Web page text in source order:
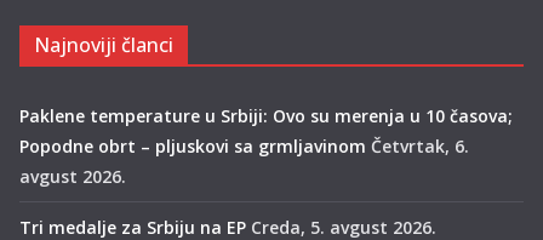
Najnoviji članci
Paklene temperature u Srbiji: Ovo su merenja u 10 časova;
Popodne obrt – pljuskovi sa grmljavinom Četvrtak, 6.
avgust 2026.
Tri medalje za Srbiju na EP Creda, 5. avgust 2026.